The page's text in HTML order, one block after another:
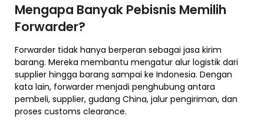
Mengapa Banyak Pebisnis Memilih
Forwarder?
Forwarder tidak hanya berperan sebagai jasa kirim
barang. Mereka membantu mengatur alur logistik dari
supplier hingga barang sampai ke Indonesia. Dengan
kata lain, forwarder menjadi penghubung antara
pembeli, supplier, gudang China, jalur pengiriman, dan
proses customs clearance.